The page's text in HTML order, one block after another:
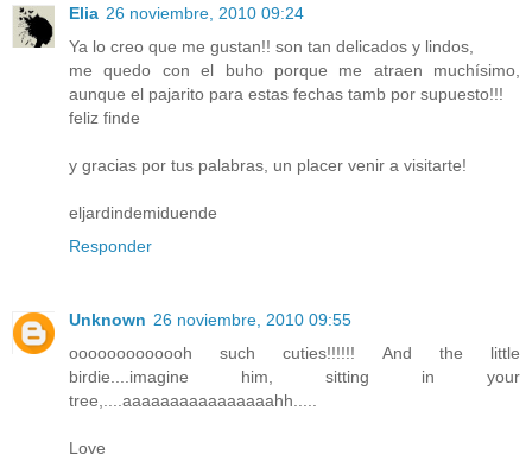
Elia 26 noviembre, 2010 09:24
Ya lo creo que me gustan!! son tan delicados y lindos,
me quedo con el buho porque me atraen muchísimo,
aunque el pajarito para estas fechas tamb por supuesto!!!
feliz finde
y gracias por tus palabras, un placer venir a visitarte!
eljardindemiduende
Responder
Unknown 26 noviembre, 2010 09:55
ooooooooooooh such cuties!!!!!! And the little
birdie....imagine him, sitting in your
tree,....aaaaaaaaaaaaaaaahh.....
Love